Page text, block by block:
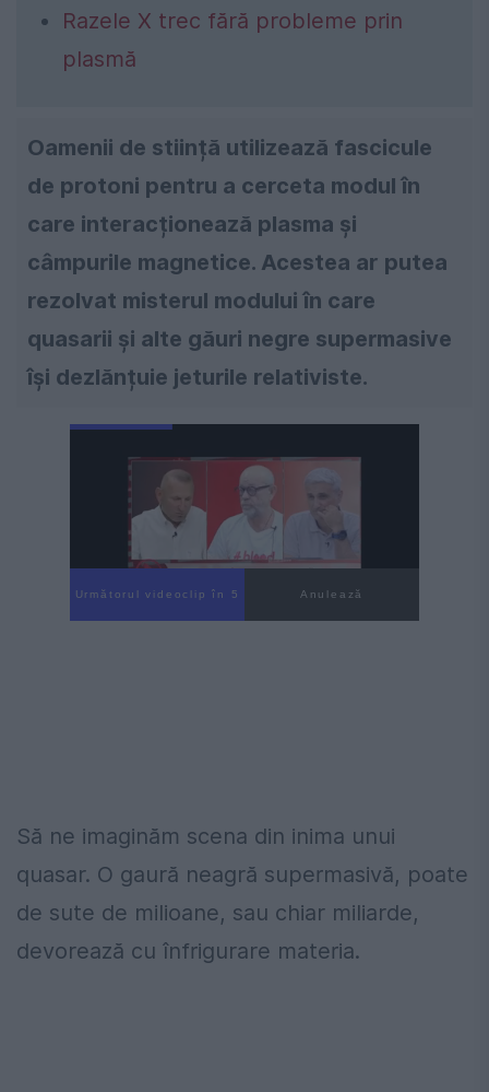
Razele X trec fără probleme prin
plasmă
Oamenii de stiință utilizează fascicule
de protoni pentru a cerceta modul în
care interacționează plasma și
câmpurile magnetice. Acestea ar putea
rezolvat misterul modului în care
quasarii și alte găuri negre supermasive
își dezlănțuie jeturile relativiste.
Următorul videoclip în 3 Anulează
Să ne imaginăm scena din inima unui
quasar. O gaură neagră supermasivă, poate
de sute de milioane, sau chiar miliarde,
devorează cu înfrigurare materia.